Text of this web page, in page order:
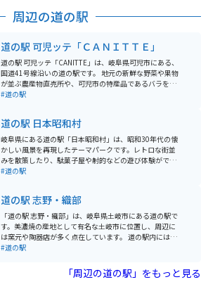
周辺の道の駅
道の駅 可児ッテ「ＣＡＮＩＴＴＥ」
道の駅 可児ッテ「CANITTE」は、岐阜県可児市にある、
国道41号線沿いの道の駅です。 地元の新鮮な野菜や果物
が並ぶ農産物直売所や、可児市の特産品であるバラを使
った商品を販売するショップ、地元の食材を使った料理
グの休憩場所としても最適です。 可児市は、バラの栽培
が盛んなことで知られており、「花フェスタ記念公園」
などのバラ園があります。また、美濃焼の産地としても
有名で、道の駅でも美濃焼の販売コーナーがあります。
可児ッテ「CANITTE」は、地元の魅力が詰まった道の駅
#道の駅
道の駅 日本昭和村
岐阜県にある道の駅「日本昭和村」は、昭和30年代の懐
かしい風景を再現したテーマパークです。レトロな街並
みを散策したり、駄菓子屋や射的などの遊び体験ができ
ます。当時の暮らしを体験できる展示もあり、大人も子
ッズや地元の特産品が人気です。 バイクで行く場合は、
駐車場も広々としているので安心です。周辺には、自然
豊かなスポットも多いので、ツーリングの休憩場所とし
てもおすすめです。
#道の駅
道の駅 志野・織部
「道の駅 志野・織部」は、岐阜県土岐市にある道の駅で
す。美濃焼の産地として有名な土岐市に位置し、周辺に
は窯元や陶器店が多く点在しています。 道の駅内には、
地元で採れた新鮮な野菜や果物を販売する農産物直売
ランなどがあります。 特に、美濃焼の販売コーナーは必
見です。普段使いしやすい食器から、贈答用にも最適な
#道の駅
「周辺の道の駅」をもっと見る